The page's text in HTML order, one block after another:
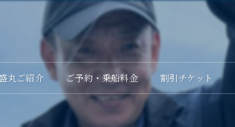
丸ご紹介 ご予約・乗船料金 割引チケット